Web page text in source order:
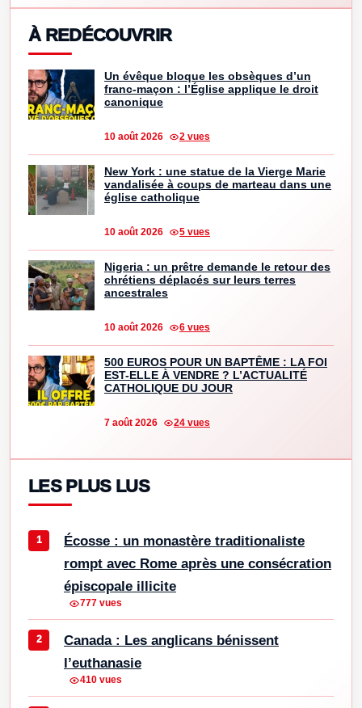
À REDÉCOUVRIR
Un évêque bloque les obsèques d’un
franc-maçon : l’Église applique le droit
canonique
10 août 2026 2 vues
New York : une statue de la Vierge Marie
vandalisée à coups de marteau dans une
église catholique
10 août 2026 5 vues
Nigeria : un prêtre demande le retour des
chrétiens déplacés sur leurs terres
ancestrales
10 août 2026 6 vues
500 EUROS POUR UN BAPTÊME : LA FOI
EST-ELLE À VENDRE ? L’ACTUALITÉ
CATHOLIQUE DU JOUR
7 août 2026 24 vues
LES PLUS LUS
Écosse : un monastère traditionaliste
rompt avec Rome après une consécration
épiscopale illicite
777 vues
Canada : Les anglicans bénissent
l’euthanasie
410 vues